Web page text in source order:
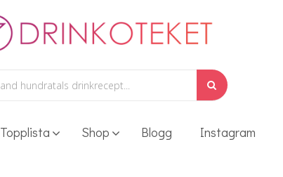
Topplista Shop Blogg Instagram